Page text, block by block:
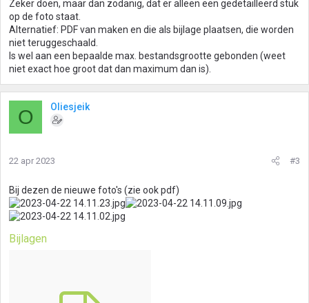
Zeker doen, maar dan zodanig, dat er alleen een gedetailleerd stuk
op de foto staat.
Alternatief: PDF van maken en die als bijlage plaatsen, die worden
niet teruggeschaald.
Is wel aan een bepaalde max. bestandsgrootte gebonden (weet
niet exact hoe groot dat dan maximum dan is).
O Oliesjeik
22 apr 2023 #3
Bij dezen de nieuwe foto's (zie ook pdf)
Bijlagen